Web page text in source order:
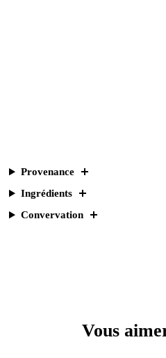
Provenance
Ingrédients
Convervation
Vous